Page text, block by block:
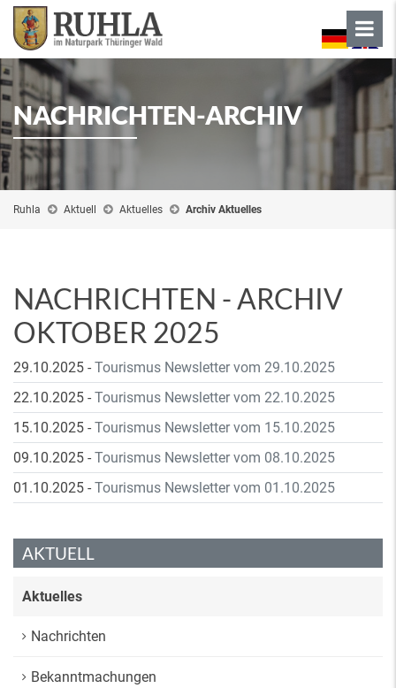
NACHRICHTEN-ARCHIV
Ruhla Aktuell Aktuelles Archiv Aktuelles
NACHRICHTEN - ARCHIV
OKTOBER 2025
29.10.2025 - Tourismus Newsletter vom 29.10.2025
22.10.2025 - Tourismus Newsletter vom 22.10.2025
15.10.2025 - Tourismus Newsletter vom 15.10.2025
09.10.2025 - Tourismus Newsletter vom 08.10.2025
01.10.2025 - Tourismus Newsletter vom 01.10.2025
AKTUELL
Aktuelles
Nachrichten
Bekanntmachungen